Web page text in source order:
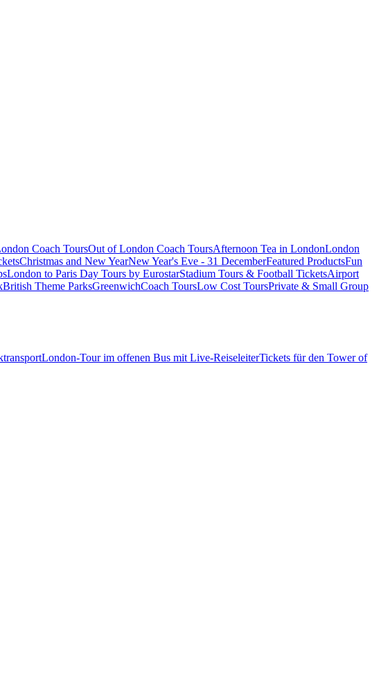
Coach ToursOut of London Coach ToursAfternoon Tea in LondonLondon
Christmas and New YearNew Year's Eve - 31 DecemberFeatured ProductsFun
London to Paris Day Tours by EurostarStadium Tours & Football TicketsAirport
British Theme ParksGreenwichCoach ToursLow Cost ToursPrivate & Small Group
London-Tour im offenen Bus mit Live-ReiseleiterTickets für den Tower of